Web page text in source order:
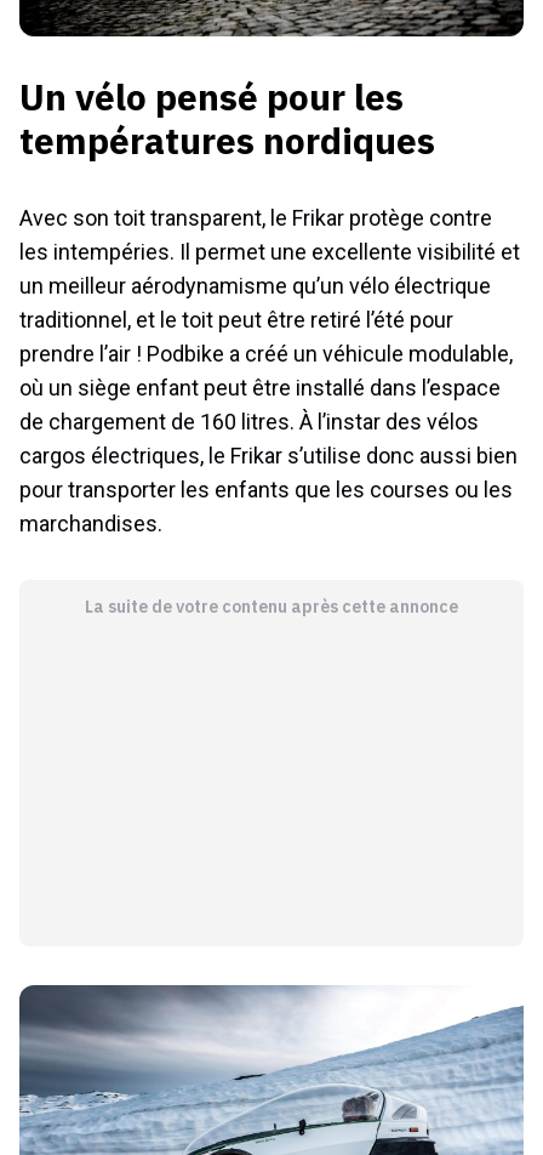
Un vélo pensé pour les
températures nordiques
Avec son toit transparent, le Frikar protège contre
les intempéries. Il permet une excellente visibilité et
un meilleur aérodynamisme qu’un vélo électrique
traditionnel, et le toit peut être retiré l’été pour
prendre l’air ! Podbike a créé un véhicule modulable,
où un siège enfant peut être installé dans l’espace
de chargement de 160 litres. À l’instar des vélos
cargos électriques, le Frikar s’utilise donc aussi bien
pour transporter les enfants que les courses ou les
marchandises.
La suite de votre contenu après cette annonce